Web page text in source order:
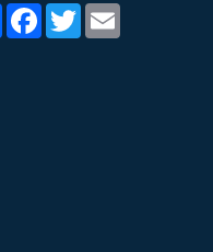
PartagerFacebook
TwitterEmail